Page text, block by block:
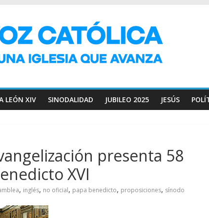
LEÓN XIV SINODALIDAD JUBILEO 2025 JESÚS
presenta 58
XVI
, inglés, no oficial, papa benedicto, proposiciones, sínodo